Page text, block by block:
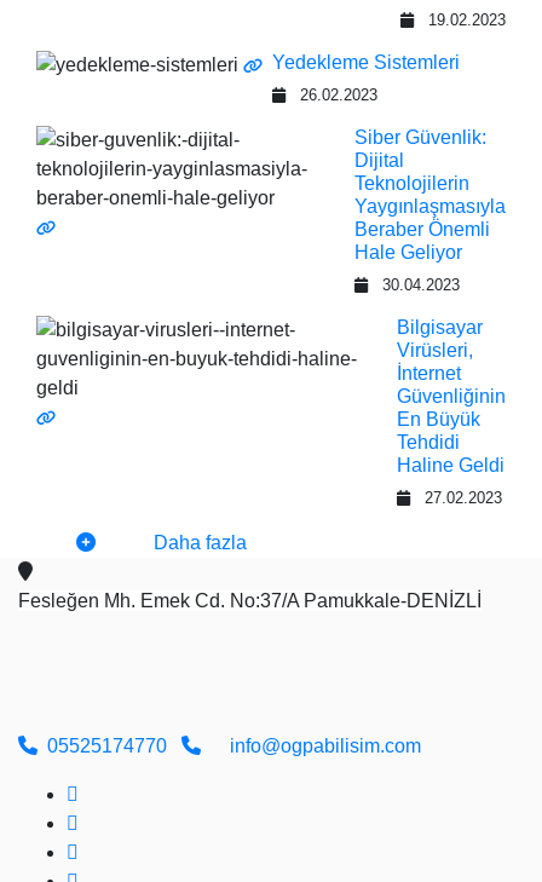
19.02.2023
Yedekleme Sistemleri
26.02.2023
Siber Güvenlik:
Dijital
Teknolojilerin
Yaygınlaşmasıyla
Beraber Önemli
Hale Geliyor
30.04.2023
Bilgisayar
Virüsleri,
İnternet
Güvenliğinin
En Büyük
Tehdidi
Haline Geldi
27.02.2023
Daha fazla
Fesleğen Mh. Emek Cd. No:37/A Pamukkale-DENİZLİ
05525174770 info@ogpabilisim.com